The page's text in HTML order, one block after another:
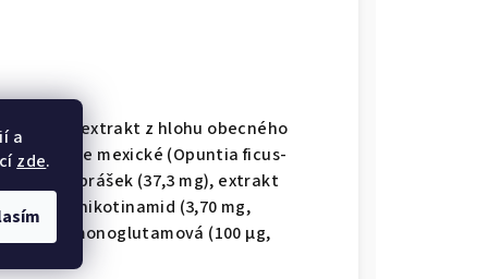
a
zde.
mg), extrakt z hlohu obecného
z opuncie mexické (Opuntia ficus-
prášek (37,3 mg), extrakt
– nikotinamid (3,70 mg,
pteroylmonoglutamová (100 μg,